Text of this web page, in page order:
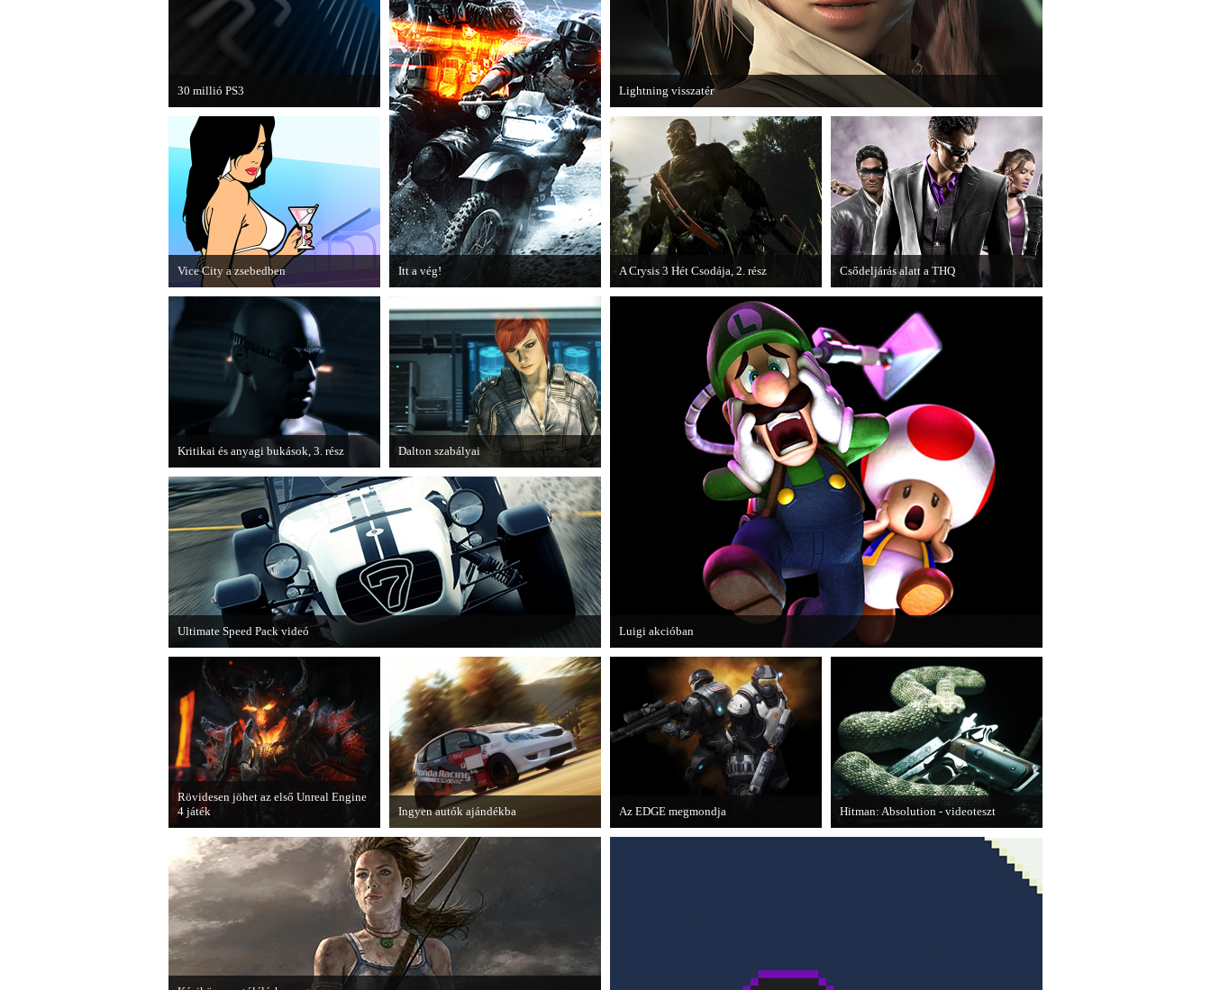
Lightning visszatér
Megjött a Lightning Returns: Final Fantasy XIII című játék első hivatalos videója.
30 millió PS3
A PAL régióban a PS3 átlépte a 30
milliós eladott darabszámot.
Itt a vég!
Hamarosan minden infó kiderül a
Battlefield 3 utolsó, End Game
kiegészítőjéről.
Vice City a zsebedben
A GTA: Vice City 10th Anniversary
Editionről készített tesztet a PC Guru.
A Crysis 3 Hét Csodája, 2. rész
Megjelent a Crysis 3 videosorozat
második része, amely a The Hunt címet
Csődeljárás alatt a THQ
csődeljárás alá, aki nem más, mint a
THQ.
Kritikai és anyagi bukások, 3. rész
A PC Guru "Kritikai és anyagi bukások"
című cikksorozatának utolsó részét
olvashatjuk.
Dalton szabályai
Új videóval jelentkezik az Insomniac
Games játéka, a Fuse.
Luigi akcióban
A Nintendo 3DS-re készülő Luigi's Mansion: Dark Moon újabb képeken mutatja meg
Ultimate Speed Pack videó
Már elérhető a Need for Speed Most Wanted első nagyobb kiegészítő csomagja.
Rövidesen jöhet az első Unreal Engine
4 játék
A Zombie Studios készölő játéka az
Epic Games legújabb motorját, az
Unreal Engine 4-et fogja használni.
Ingyen autók ajándékba
A Forza Horizon készítői ingyenesen
letölthető autókkal kedveskednek a
játékosok számára.
Az EDGE megmondja Hitman: Absolution - videoteszt
A PC Gurutól Bate és Chris mutatják be